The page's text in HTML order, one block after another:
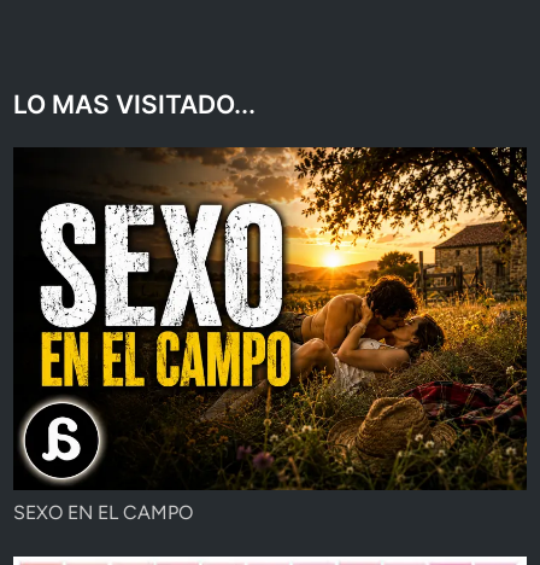
LO MAS VISITADO...
SEXO EN EL CAMPO